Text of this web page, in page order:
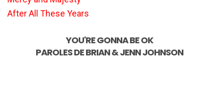
After All These Years
YOU'RE GONNA BE OK
PAROLES DEBRIAN & JENN JOHNSON